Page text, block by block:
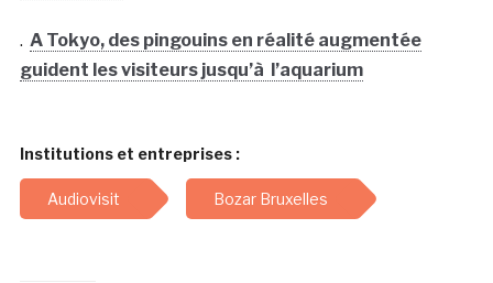
. A Tokyo, des pingouins en réalité augmentée
guident les visiteurs jusqu’à l’aquarium
Institutions et entreprises :
Audiovisit Bozar Bruxelles